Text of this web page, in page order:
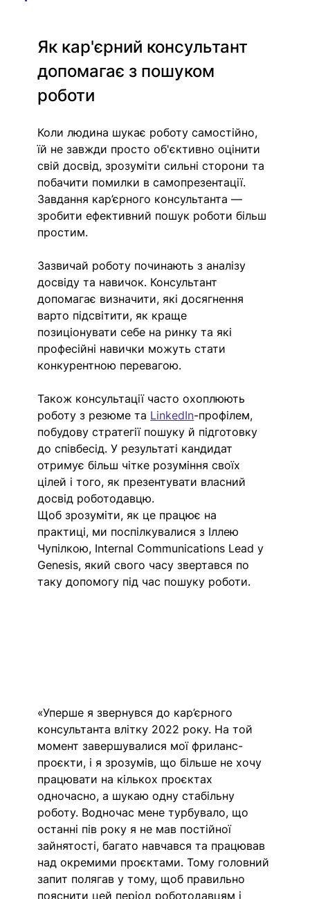
Як кар'єрний консультант
допомагає з пошуком
роботи
Коли людина шукає роботу самостійно,
їй не завжди просто об'єктивно оцінити
свій досвід, зрозуміти сильні сторони та
побачити помилки в самопрезентації.
Завдання кар’єрного консультанта —
зробити ефективний пошук роботи більш
простим.
Зазвичай роботу починають з аналізу
досвіду та навичок. Консультант
допомагає визначити, які досягнення
варто підсвітити, як краще
позиціонувати себе на ринку та які
професійні навички можуть стати
конкурентною перевагою.
Також консультації часто охоплюють
роботу з резюме та LinkedIn-профілем,
побудову стратегії пошуку й підготовку
до співбесід. У результаті кандидат
отримує більш чітке розуміння своїх
цілей і того, як презентувати власний
досвід роботодавцю.
Щоб зрозуміти, як це працює на
практиці, ми поспілкувалися з Іллею
Чупілкою, Internal Communications Lead у
Genesis, який свого часу звертався по
таку допомогу під час пошуку роботи.
«Уперше я звернувся до кар’єрного
консультанта влітку 2022 року. На той
момент завершувалися мої фриланс-
проєкти, і я зрозумів, що більше не хочу
працювати на кількох проєктах
одночасно, а шукаю одну стабільну
роботу. Водночас мене турбувало, що
останні пів року я не мав постійної
зайнятості, багато навчався та працював
над окремими проєктами. Тому головний
запит полягав у тому, щоб правильно
пояснити цей період роботодавцям і